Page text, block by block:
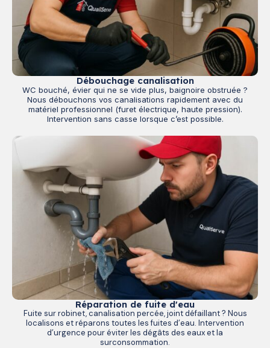
Débouchage canalisation
WC bouché, évier qui ne se vide plus, baignoire obstruée ?
Nous débouchons vos canalisations rapidement avec du
matériel professionnel (furet électrique, haute pression).
Intervention sans casse lorsque c’est possible.
Réparation de fuite d'eau
Fuite sur robinet, canalisation percée, joint défaillant ? Nous
localisons et réparons toutes les fuites d’eau. Intervention
d’urgence pour éviter les dégâts des eaux et la
surconsommation.